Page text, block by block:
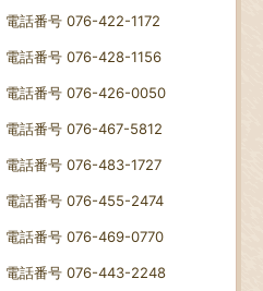
番号 076-422-1172
番号 076-428-1156
番号 076-426-0050
話番号 076-467-5812
番号 076-483-1727
話番号 076-455-2474
番号 076-469-0770
電話番号 076-443-2248